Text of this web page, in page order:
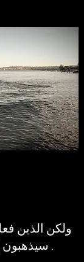
سيذهبون إلى الحياة الأبدية .